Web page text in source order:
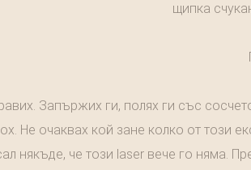
щипка
Запържих ги, полях ги със
Не очаквах кой зане колко от този
някъде, че този laser вече го няма.